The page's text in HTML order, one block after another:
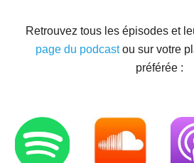
Retrouvez tous les épisodes et
page du podcastou sur votre
préférée :